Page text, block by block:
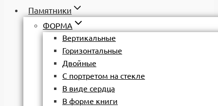
Памятники
ФОРМА
Вертикальные
Горизонтальные
Двойные
С портретом на стекле
В виде сердца
В форме книги